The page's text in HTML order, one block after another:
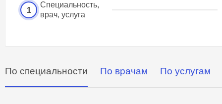
1
Специальность,
врач, услуга
По специальности По врачам По услугам